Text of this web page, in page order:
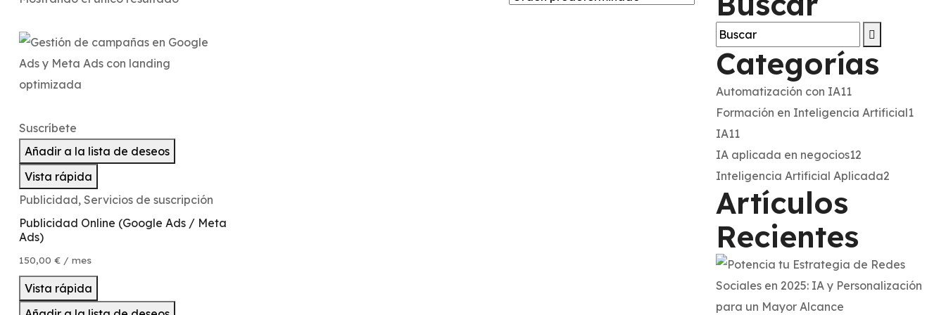
Suscríbete
Añadir a la lista de deseos
Vista rápida
Publicidad, Servicios de suscripción
Publicidad Online (Google Ads / Meta
Ads)
150,00 € / mes
Vista rápida
Categorías
Automatización con IA11
Formación en Inteligencia Artificial1
IA11
IA aplicada en negocios12
Inteligencia Artificial Aplicada2
Artículos
Recientes